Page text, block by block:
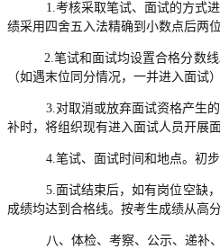
1.考核采取笔试、面试的方式
绩采用四舍五入法精确到小数点后两
2.笔试和面试均设置合格分数
（如遇末位同分情况，一并进入面试
3.对取消或放弃面试资格产生
补时，将组织现有进入面试人员开展
4.笔试、面试时间和地点。初
5.面试结束后，如有岗位空缺
成绩均达到合格线。按考生成绩从高
八、体检、考察、公示、递补